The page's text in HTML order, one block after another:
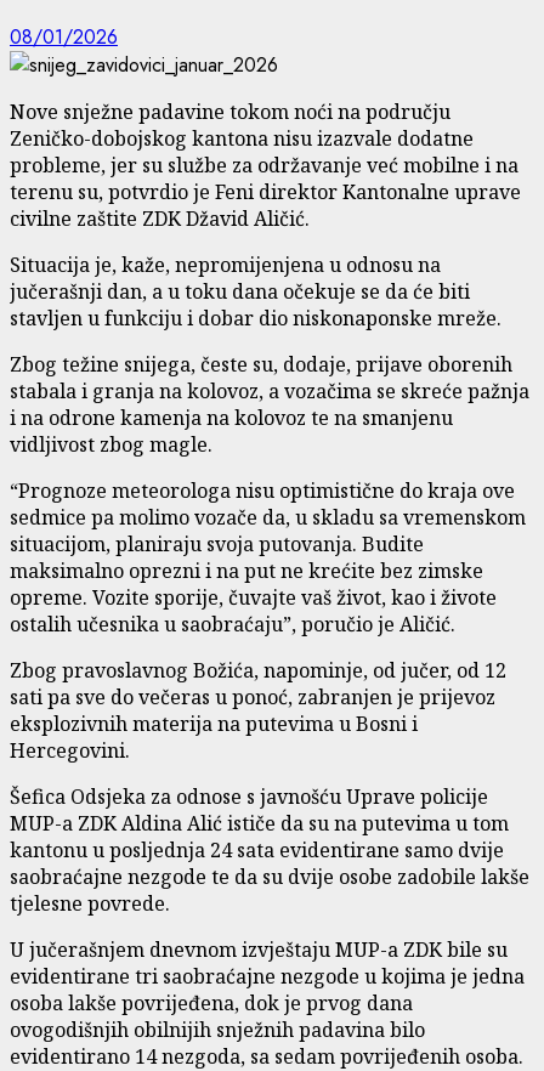
08/01/2026
Nove snježne padavine tokom noći na području
Zeničko-dobojskog kantona nisu izazvale dodatne
probleme, jer su službe za održavanje već mobilne i na
terenu su, potvrdio je Feni direktor Kantonalne uprave
civilne zaštite ZDK Džavid Aličić.
Situacija je, kaže, nepromijenjena u odnosu na
jučerašnji dan, a u toku dana očekuje se da će biti
stavljen u funkciju i dobar dio niskonaponske mreže.
Zbog težine snijega, česte su, dodaje, prijave oborenih
stabala i granja na kolovoz, a vozačima se skreće pažnja
i na odrone kamenja na kolovoz te na smanjenu
vidljivost zbog magle.
“Prognoze meteorologa nisu optimistične do kraja ove
sedmice pa molimo vozače da, u skladu sa vremenskom
situacijom, planiraju svoja putovanja. Budite
maksimalno oprezni i na put ne krećite bez zimske
opreme. Vozite sporije, čuvajte vaš život, kao i živote
ostalih učesnika u saobraćaju”, poručio je Aličić.
Zbog pravoslavnog Božića, napominje, od jučer, od 12
sati pa sve do večeras u ponoć, zabranjen je prijevoz
eksplozivnih materija na putevima u Bosni i
Hercegovini.
Šefica Odsjeka za odnose s javnošću Uprave policije
MUP-a ZDK Aldina Alić ističe da su na putevima u tom
kantonu u posljednja 24 sata evidentirane samo dvije
saobraćajne nezgode te da su dvije osobe zadobile lakše
tjelesne povrede.
U jučerašnjem dnevnom izvještaju MUP-a ZDK bile su
evidentirane tri saobraćajne nezgode u kojima je jedna
osoba lakše povrijeđena, dok je prvog dana
ovogodišnjih obilnijih snježnih padavina bilo
evidentirano 14 nezgoda, sa sedam povrijeđenih osoba.